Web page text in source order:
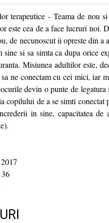
terapeutice - Teama de nou
este cea de a face lucruri noi.
de necunoscut ii opreste din a
sine si sa simta ca dupa orice
Misiunea adultilor este,
ne conectam cu cei mici, iar
devin o punte de
copilului de a se simti
in sine, capacitatea de
2017
36